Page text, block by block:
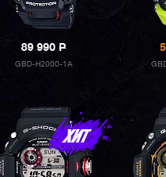
89 990P
GBD-H2000-1A